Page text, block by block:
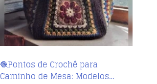
🧶Pontos de Crochê para
Caminho de Mesa: Modelos…